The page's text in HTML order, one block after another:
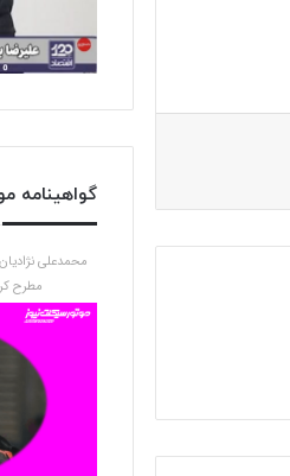
گواهینامه
محمدعلی
مطرح